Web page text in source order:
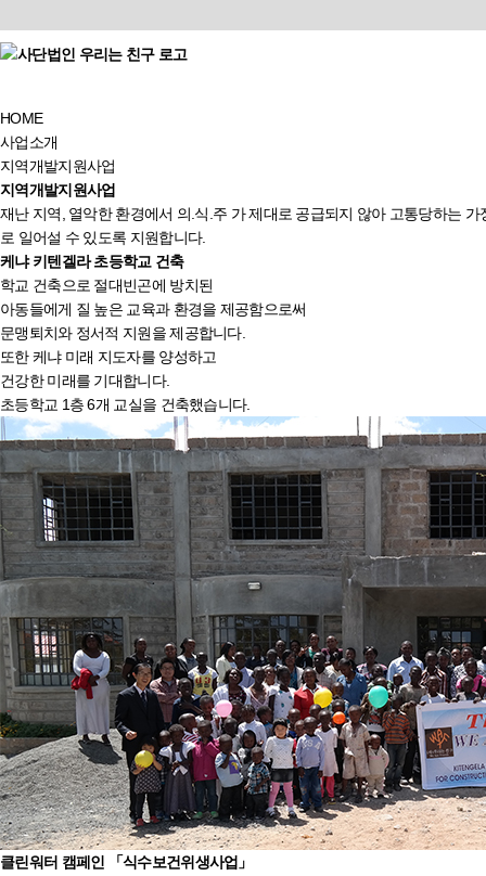
HOME
사업소개
지역개발지원사업
지역개발지원사업
재난 지역, 열악한 환경에서 의.식.주 가 제대로 공급되지 않아 고통당하는
로 일어설 수 있도록 지원합니다.
케냐키텐겔라 초등학교 건축
학교 건축으로 절대빈곤에 방치된
아동들에게 질 높은 교육과 환경을 제공함으로써
문맹퇴치와 정서적 지원을 제공합니다.
또한 케냐 미래 지도자를 양성하고
건강한 미래를 기대합니다.
초등학교 1층 6개 교실을 건축했습니다.
클린워터 캠페인
「식수보건위생사업」